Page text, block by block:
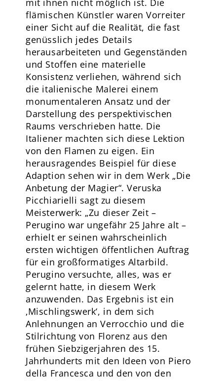
mit ihnen nicht möglich ist. Die
flämischen Künstler waren Vorreiter
einer Sicht auf die Realität, die fast
genüsslich jedes Details
herausarbeiteten und Gegenständen
und Stoffen eine materielle
Konsistenz verliehen, während sich
die italienische Malerei einem
monumentaleren Ansatz und der
Darstellung des perspektivischen
Raums verschrieben hatte. Die
Italiener machten sich diese Lektion
von den Flamen zu eigen. Ein
herausragendes Beispiel für diese
Adaption sehen wir in dem Werk „Die
Anbetung der Magier“. Veruska
Picchiarielli sagt zu diesem
Meisterwerk: „Zu dieser Zeit –
Perugino war ungefähr 25 Jahre alt –
erhielt er seinen wahrscheinlich
ersten wichtigen öffentlichen Auftrag
für ein großformatiges Altarbild.
Perugino versuchte, alles, was er
gelernt hatte, in diesem Werk
anzuwenden. Das Ergebnis ist ein
‚Mischlingswerk‘, in dem sich
Anlehnungen an Verrocchio und die
Stilrichtung von Florenz aus den
frühen Siebzigerjahren des 15.
Jahrhunderts mit den Ideen von Piero
della Francesca und den von den